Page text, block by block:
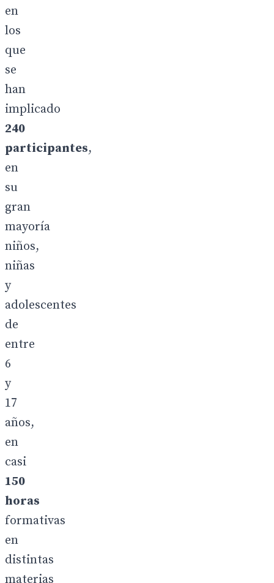
en
los
que
se
han
implicado
240
participantes,
en
su
gran
mayoría
niños,
niñas
y
adolescentes
de
entre
6
y
17
años,
en
casi
150
horas
formativas
en
distintas
materias